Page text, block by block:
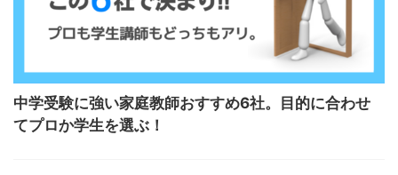
中学受験に強い家庭教師おすすめ6社。目的に合わせ
てプロか学生を選ぶ！